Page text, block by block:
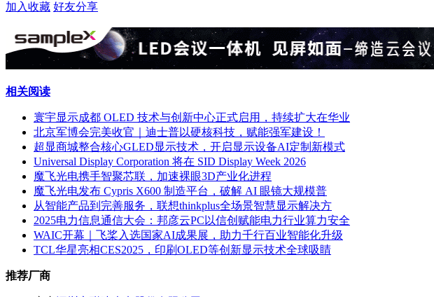
加入收藏 好友分享
相关阅读
寰宇显示成都 OLED 技术与创新中心正式启用，持续扩大在华业
北京军博会完美收官｜迪士普以硬核科技，赋能强军建设！
超显商城整合核心GLED显示技术，开启显示设备AI定制新模式
Universal Display Corporation 将在 SID Display Week 2026
魔飞光电携手智聚芯联，加速裸眼3D产业化进程
魔飞光电发布 Cypris X600 制造平台，破解 AI 眼镜大规模普
从智能产品到完善服务，联想thinkplus全场景智慧显示解决方
2025电力信息通信大会：邦彦云PC以信创赋能电力行业算力安全
WAIC开幕｜飞桨入选国家AI成果展，助力千行百业智能化升级
TCL华星亮相CES2025，印刷OLED等创新显示技术全球吸睛
推荐厂商